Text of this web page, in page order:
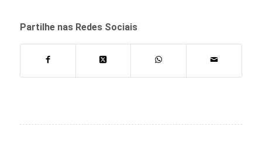
Partilhe nas Redes Sociais